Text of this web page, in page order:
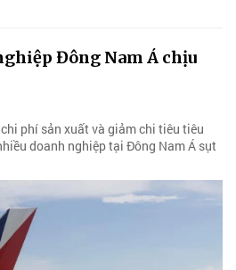
Đông Nam Á chịu
phí sản xuất và giảm chi tiêu tiêu
doanh nghiệp tại Đông Nam Á sụt